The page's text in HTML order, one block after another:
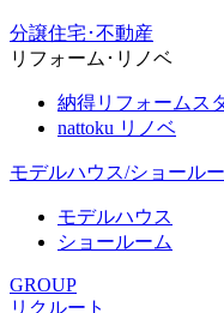
分譲住宅･不動産
リフォーム･リノベ
納得リフォームス
nattoku リノベ
モデルハウス/ショール
モデルハウス
ショールーム
GROUP
リクルート